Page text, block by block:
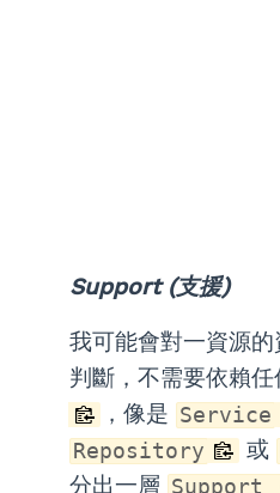
Support (支援)
我可能會對一資源
判斷，不需要依賴任
，像是 Service
Repository 或
分出一層 Support